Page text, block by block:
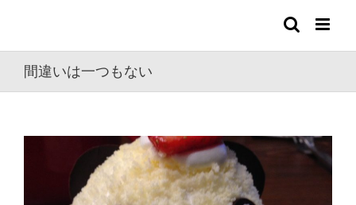
間違いは一つもない